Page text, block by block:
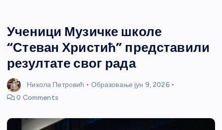
и портал
Ученици Музичке школе
“Стеван Христић” представили
резултате свог рада
Никола Петровић Образовање јун 9, 2026
0 Comments